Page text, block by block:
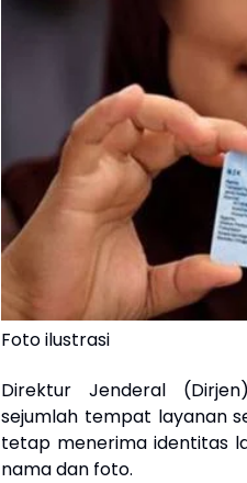
Foto ilustrasi
Direktur Jenderal
sejumlah tempat layanan
tetap menerima identitas
nama dan foto.